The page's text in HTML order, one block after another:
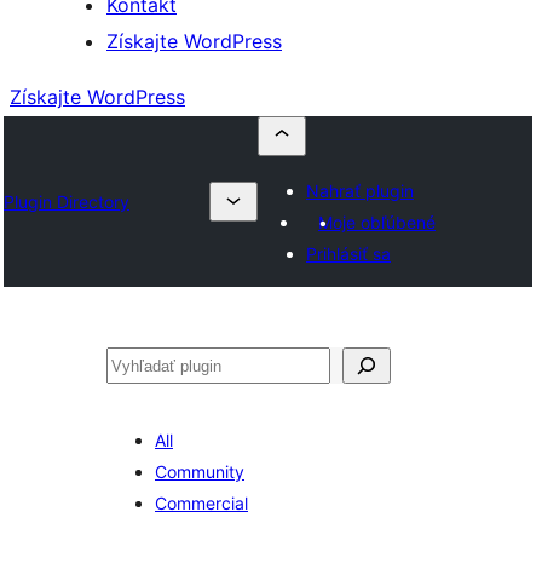
Kontakt
Získajte WordPress
Získajte WordPress
Plugin Directory
Nahrať plugin
Moje obľúbené
Prihlásiť sa
Hľadať
All
Community
Commercial